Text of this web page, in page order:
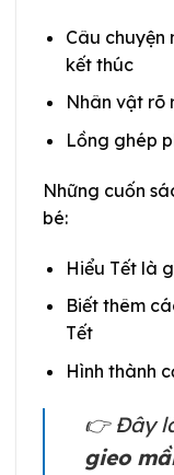
Câu chuyện
kết thúc
Nhân vật rõ
Lồng ghép
Những cuốn
bé:
Hiểu Tết là
Biết thêm
Tết
Hình thành
👉 Đây
gieo